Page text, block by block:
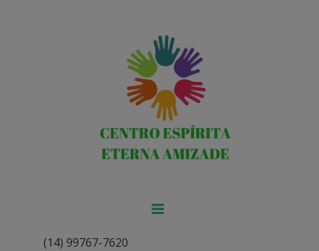
(14) 99767-7620